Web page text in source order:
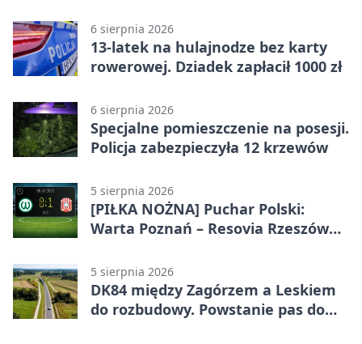
6 sierpnia 2026
13-latek na hulajnodze bez karty
rowerowej. Dziadek zapłacił 1000 zł
6 sierpnia 2026
Specjalne pomieszczenie na posesji.
Policja zabezpieczyła 12 krzewów
5 sierpnia 2026
[PIŁKA NOŻNA] Puchar Polski:
Warta Poznań – Resovia Rzeszów
pierwszoligowca
5 sierpnia 2026
DK84 między Zagórzem a Leskiem
do rozbudowy. Powstanie pas do